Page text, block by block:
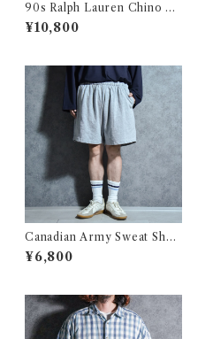
90s Ralph Lauren Chino T
YLER SHORT Pants ラルフ
ローレン チノ ショートパンツ
¥10,800
Canadian Army Sweat Shor
t-Pants カナダ軍 スウェット
ショーツ
¥6,800